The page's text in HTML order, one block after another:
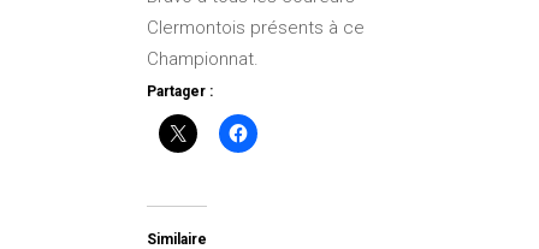
Clermontois présents à ce
Championnat.
Partager :
Similaire